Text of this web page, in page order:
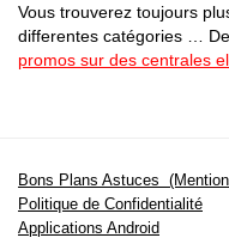
Vous trouverez toujours
differentes catégories …
promos sur des centrales
Bons Plans Astuces
Politique de Confidentialité
Applications Android